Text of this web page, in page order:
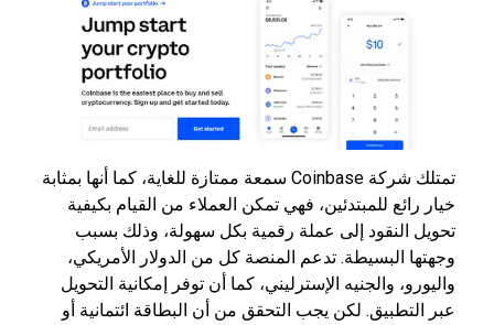
تمتلك شركة Coinbase سمعة ممتازة للغاية، كما أنها بمثابة
خيار رائع للمبتدئين، فهي تمكن العملاء من القيام بكيفية
تحويل النقود إلى عملة رقمية بكل سهولة، وذلك بسبب
وجهتها البسيطة. تدعم المنصة كل من الدولار الأمريكي،
واليورو، والجنيه الإسترليني، كما أن توفر إمكانية التحويل
عبر التطبيق. لكن يجب التحقق من أن البطاقة ائتمانية أو